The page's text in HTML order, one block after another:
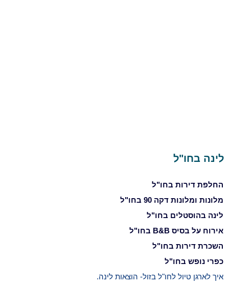
לינה בחו"ל
החלפת דירות בחו"ל
מלונות ומלונות דקה 90 בחו"ל
לינה בהוסטלים בחו"ל
אירוח על בסיס B&B בחו"ל
השכרת דירות בחו"ל
כפרי נופש בחו"ל
איך לארגן טיול לחו"ל בזול- הוצאות לינה.